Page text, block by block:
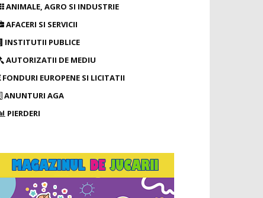
ANIMALE, AGRO SI INDUSTRIE
AFACERI SI SERVICII
INSTITUTII PUBLICE
AUTORIZATII DE MEDIU
FONDURI EUROPENE SI LICITATII
ANUNTURI AGA
PIERDERI